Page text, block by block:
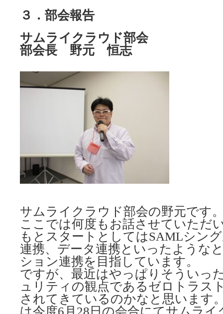
３．部会報告
サムライクラウド部会
部会長 野元 恒志
サムライクラウド部会の野元です
ここでは何度もお話させていただ
もとスタートとしてはSAMLシン
連携、データ連携といったような
ション連携を目指しています。
ですが、最近はやっぱりそういっ
ュリティの観点であるゼロトラス
されてきているのかなと思います
は今度6月28日の会合にてサムラ